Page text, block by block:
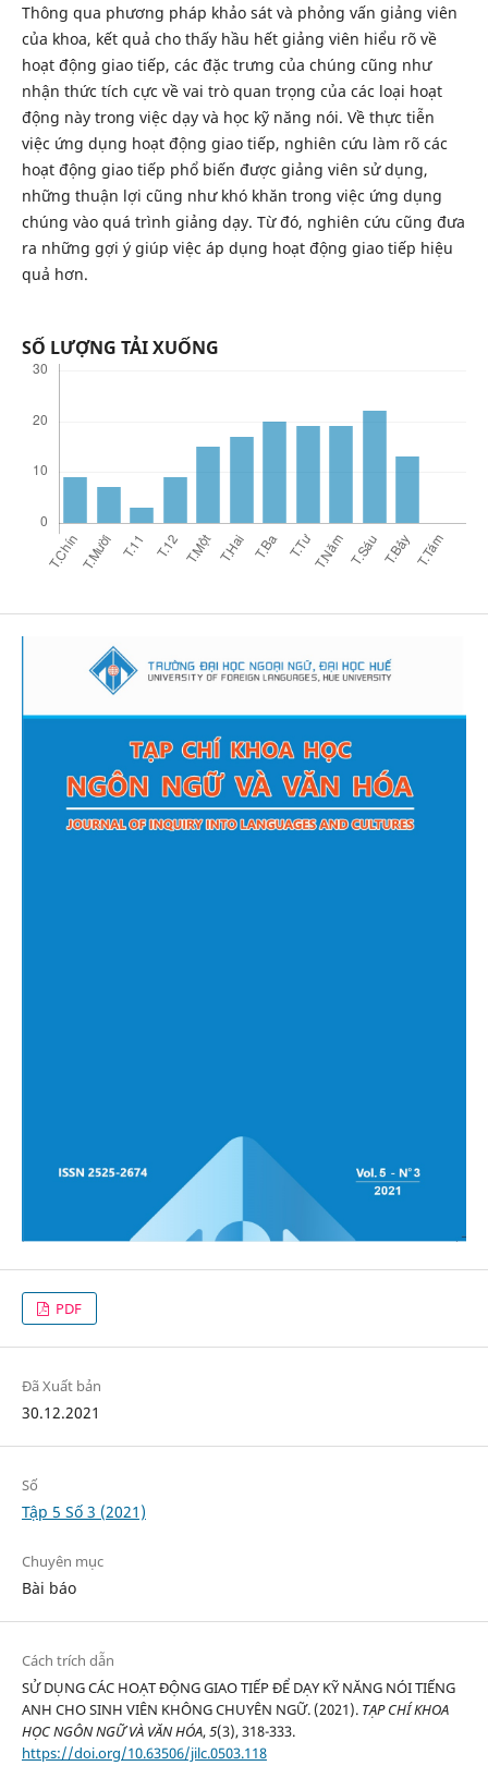
Thông qua phương pháp khảo sát và phỏng vấn giảng viên
của khoa, kết quả cho thấy hầu hết giảng viên hiểu rõ về
hoạt động giao tiếp, các đặc trưng của chúng cũng như
nhận thức tích cực về vai trò quan trọng của các loại hoạt
động này trong việc dạy và học kỹ năng nói. Về thực tiễn
việc ứng dụng hoạt động giao tiếp, nghiên cứu làm rõ các
hoạt động giao tiếp phổ biến được giảng viên sử dụng,
những thuận lợi cũng như khó khăn trong việc ứng dụng
chúng vào quá trình giảng dạy. Từ đó, nghiên cứu cũng đưa
ra những gợi ý giúp việc áp dụng hoạt động giao tiếp hiệu
quả hơn.
SỐ LƯỢNG TẢI XUỐNG
PDF
Đã Xuất bản
30.12.2021
Số
Tập 5 Số 3 (2021)
Chuyên mục
Bài báo
Cách trích dẫn
SỬ DỤNG CÁC HOẠT ĐỘNG GIAO TIẾP ĐỂ DẠY KỸ NĂNG NÓI TIẾNG
ANH CHO SINH VIÊN KHÔNG CHUYÊN NGỮ. (2021). TẠP CHÍ KHOA
HỌC NGÔN NGỮ VÀ VĂN HÓA,5(3), 318-333.
https://doi.org/10.63506/jilc.0503.118